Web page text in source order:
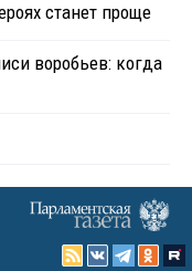
станет проще
воробьев: когда